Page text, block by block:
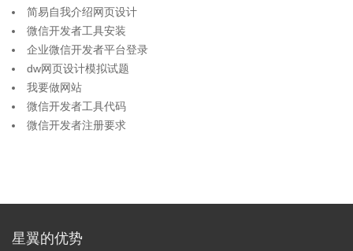
简易自我介绍网页设计
微信开发者工具安装
企业微信开发者平台登录
dw网页设计模拟试题
我要做网站
微信开发者工具代码
微信开发者注册要求
星翼的优势